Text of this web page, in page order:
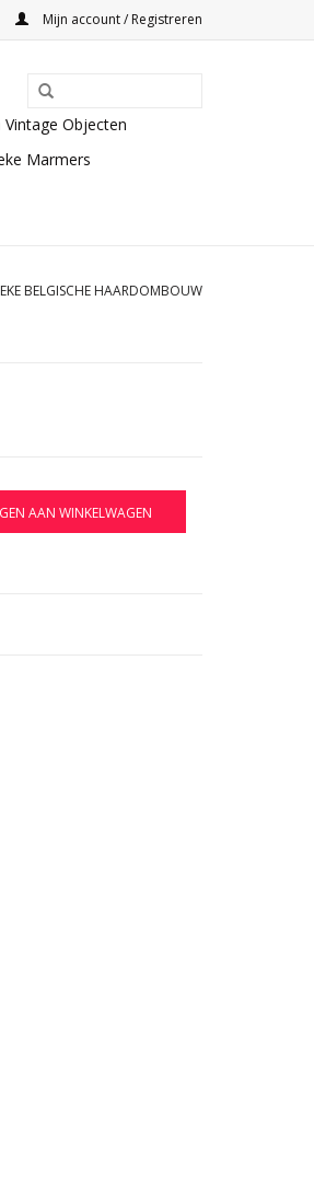
Mijn account / Registreren
Objecten
Marmers
BELGISCHE HAARDOMBOUW
AAN WINKELWAGEN